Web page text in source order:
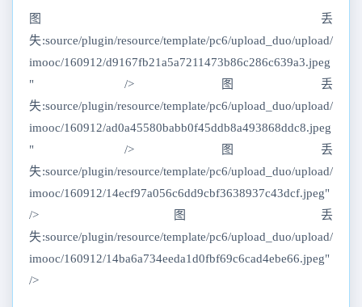
图丢
失:source/plugin/resource/template/pc6/upload_duo/upload/
imooc/160912/d9167fb21a5a7211473b86c286c639a3.jpeg
" />图丢
失:source/plugin/resource/template/pc6/upload_duo/upload/
imooc/160912/ad0a45580babb0f45ddb8a493868ddc8.jpeg
" />图丢
失:source/plugin/resource/template/pc6/upload_duo/upload/
imooc/160912/14ecf97a056c6dd9cbf3638937c43dcf.jpeg"
/>图丢
失:source/plugin/resource/template/pc6/upload_duo/upload/
imooc/160912/14ba6a734eeda1d0fbf69c6cad4ebe66.jpeg"
/>